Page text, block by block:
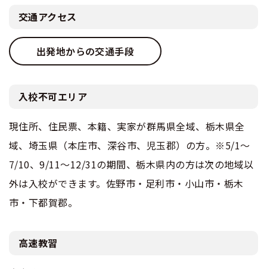
交通アクセス
出発地からの交通手段
入校不可エリア
現住所、住民票、本籍、実家が群馬県全域、栃木県全
域、埼玉県（本庄市、深谷市、児玉郡）の方。※5/1～
7/10、9/11～12/31の期間、栃木県内の方は次の地域以
外は入校ができます。佐野市・足利市・小山市・栃木
市・下都賀郡。
高速教習